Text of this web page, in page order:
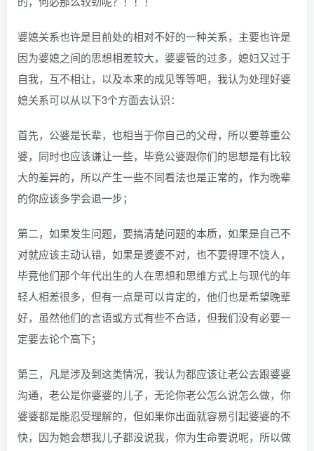
婆媳关系也许是目前处的相对不好的一种关系，主要也许是
因为婆媳之间的思想相差较大，婆婆管的过多，媳妇又过于
自我，互不相让，以及本来的成见等等吧，我认为处理好婆
媳关系可以从以下3个方面去认识：
首先，公婆是长辈，也相当于你自己的父母，所以要尊重公
婆，同时也应该谦让一些，毕竟公婆跟你们的思想是有比较
大的差异的，所以产生一些不同看法也是正常的，作为晚辈
的你应该多学会退一步；
第二，如果发生问题，要搞清楚问题的本质，如果是自己不
对就应该主动认错，如果是婆婆不对，也不要得理不饶人，
毕竟他们那个年代出生的人在思想和思维方式上与现代的年
轻人相差很多，但有一点是可以肯定的，他们也是希望晚辈
好，虽然他们的言语或方式有些不合适，但我们没有必要一
定要去论个高下；
第三，凡是涉及到这类情况，我认为都应该让老公去跟婆婆
沟通，老公是你婆婆的儿子，无论你老公怎么说怎么做，你
婆婆都是能忍受理解的，但如果你出面就容易引起婆婆的不
快，因为她会想我儿子都没说我，你为生命要说呢，所以做